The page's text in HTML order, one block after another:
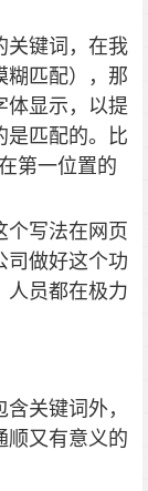
关键词，在我
糊匹配），那
体显示，以提
是匹配的。比
第一位置的
个写法在网页
司做好这个功
人员都在极力
关键词外，
顺又有意义的